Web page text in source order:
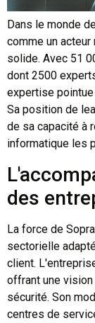
Dans le monde
comme un acteur
solide. Avec 51
dont 2500
expertise
Sa position de
de sa capacité à
informatique les
des
La force de
sectorielle
client.
offrant une
sécurité. Son
centres de